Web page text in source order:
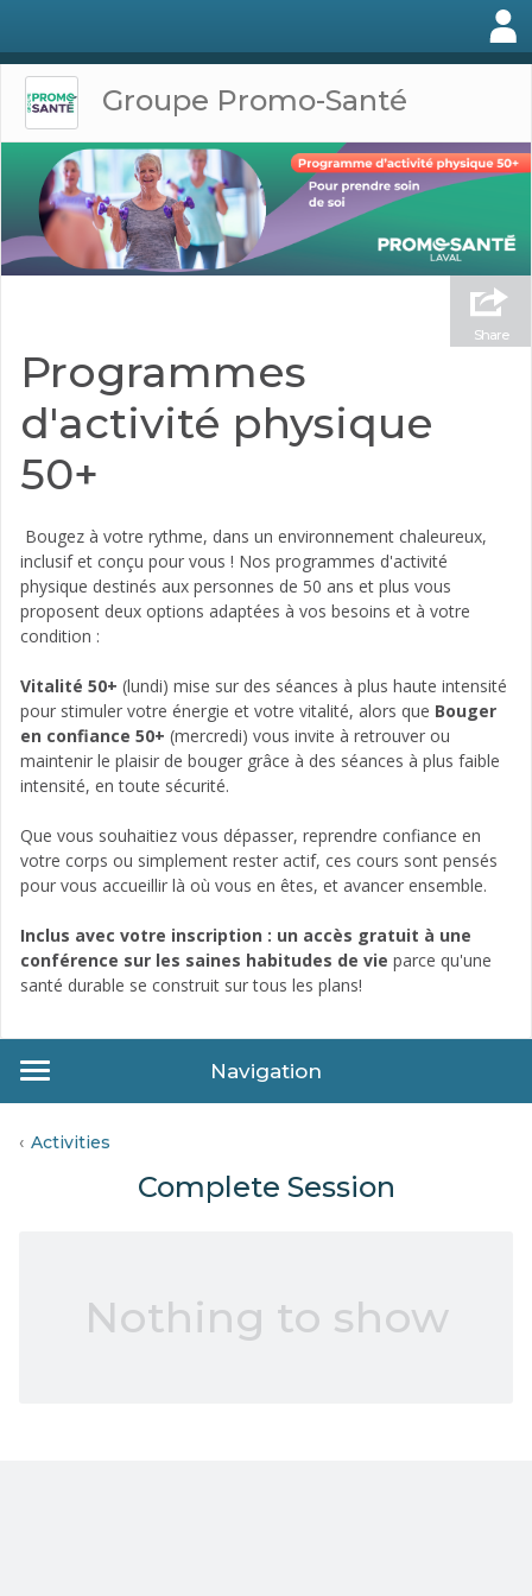
Groupe Promo-Santé
Share
Programmes
d'activité physique
50+
Bougez à votre rythme, dans un environnement chaleureux,
inclusif et conçu pour vous ! Nos programmes d'activité
physique destinés aux personnes de 50 ans et plus vous
proposent deux options adaptées à vos besoins et à votre
condition :
Vitalité 50+ (lundi) mise sur des séances à plus haute intensité
pour stimuler votre énergie et votre vitalité, alors que Bouger
en confiance 50+ (mercredi) vous invite à retrouver ou
maintenir le plaisir de bouger grâce à des séances à plus faible
intensité, en toute sécurité.
Que vous souhaitiez vous dépasser, reprendre confiance en
votre corps ou simplement rester actif, ces cours sont pensés
pour vous accueillir là où vous en êtes, et avancer ensemble.
Inclus avec votre inscription : un accès gratuit à une
conférence sur les saines habitudes de vie parce qu'une
santé durable se construit sur tous les plans!
Navigation
Activities
Complete Session
Nothing to show